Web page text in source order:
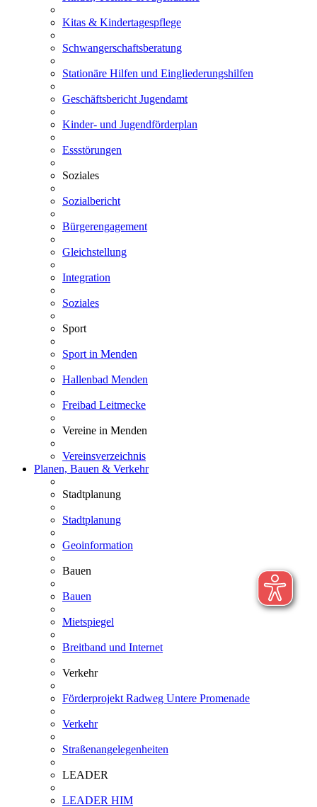
Kitas & Kindertagespflege
Schwangerschaftsberatung
Stationäre Hilfen und Eingliederungshilfen
Geschäftsbericht Jugendamt
Kinder- und Jugendförderplan
Essstörungen
Soziales
Sozialbericht
Bürgerengagement
Gleichstellung
Integration
Soziales
Sport
Sport in Menden
Hallenbad Menden
Freibad Leitmecke
Vereine in Menden
Vereinsverzeichnis
Planen, Bauen & Verkehr
Stadtplanung
Stadtplanung
Geoinformation
Bauen
Bauen
Mietspiegel
Breitband und Internet
Verkehr
Förderprojekt Radweg Untere Promenade
Verkehr
Straßenangelegenheiten
LEADER
LEADER HIM